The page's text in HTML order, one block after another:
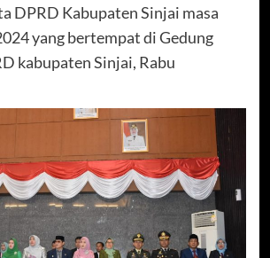
DPRD Kabupaten Sinjai masa
yang bertempat di Gedung
kabupaten Sinjai, Rabu